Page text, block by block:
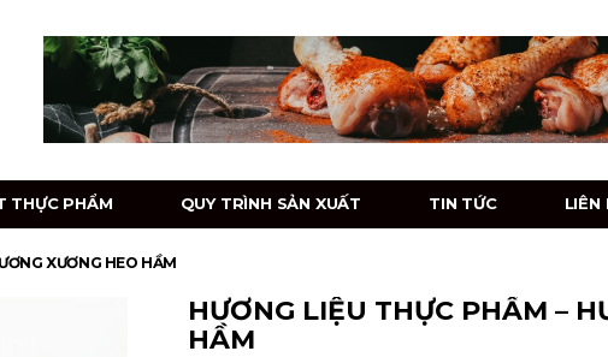
THỰC PHẨM QUY TRÌNH SẢN XUẤT TIN TỨC LIÊN
XƯƠNG HEO HẦM
HƯƠNG LIỆU THỰC PHẨM –
HẦM